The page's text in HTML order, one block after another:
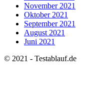
November 2021
Oktober 2021
September 2021
August 2021
Juni 2021
© 2021 - Testablauf.de